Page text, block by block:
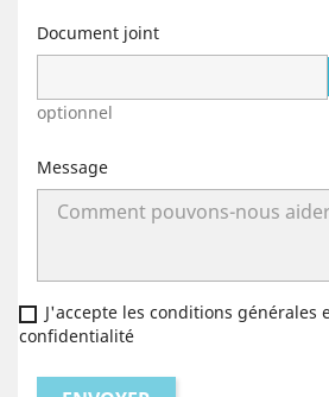
Document joint
optionnel
Message
J'accepte les conditions générales
confidentialité